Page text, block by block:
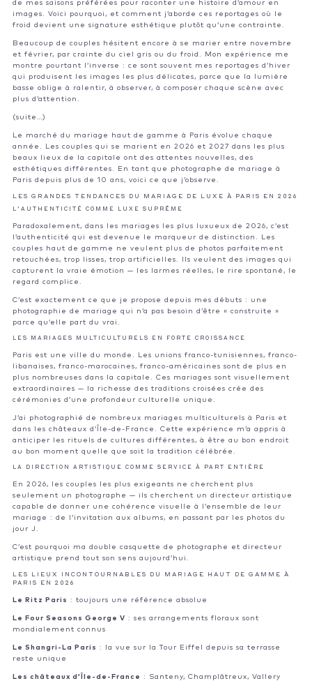
de mes saisons préférées pour raconter une histoire d’amour en
images. Voici pourquoi, et comment j’aborde ces reportages où le
froid devient une signature esthétique plutôt qu’une contrainte.
Beaucoup de couples hésitent encore à se marier entre novembre
et février, par crainte du ciel gris ou du froid. Mon expérience me
montre pourtant l’inverse : ce sont souvent mes reportages d’hiver
qui produisent les images les plus délicates, parce que la lumière
basse oblige à ralentir, à observer, à composer chaque scène avec
plus d’attention.
(suite…)
Le marché du mariage haut de gamme à Paris évolue chaque
année. Les couples qui se marient en 2026 et 2027 dans les plus
beaux lieux de la capitale ont des attentes nouvelles, des
esthétiques différentes. En tant que photographe de mariage à
Paris depuis plus de 10 ans, voici ce que j’observe.
LES GRANDES TENDANCES DU MARIAGE DE LUXE À PARIS EN 2026
L’AUTHENTICITÉ COMME LUXE SUPRÊME
Paradoxalement, dans les mariages les plus luxueux de 2026, c’est
l’authenticité qui est devenue le marqueur de distinction. Les
couples haut de gamme ne veulent plus de photos parfaitement
retouchées, trop lisses, trop artificielles. Ils veulent des images qui
capturent la vraie émotion — les larmes réelles, le rire spontané, le
regard complice.
C’est exactement ce que je propose depuis mes débuts : une
photographie de mariage qui n’a pas besoin d’être « construite »
parce qu’elle part du vrai.
LES MARIAGES MULTICULTURELS EN FORTE CROISSANCE
Paris est une ville du monde. Les unions franco-tunisiennes, franco-
libanaises, franco-marocaines, franco-américaines sont de plus en
plus nombreuses dans la capitale. Ces mariages sont visuellement
extraordinaires — la richesse des traditions croisées crée des
cérémonies d’une profondeur culturelle unique.
J’ai photographié de nombreux mariages multiculturels à Paris et
dans les châteaux d’Île-de-France. Cette expérience m’a appris à
anticiper les rituels de cultures différentes, à être au bon endroit
au bon moment quelle que soit la tradition célébrée.
LA DIRECTION ARTISTIQUE COMME SERVICE À PART ENTIÈRE
En 2026, les couples les plus exigeants ne cherchent plus
seulement un photographe — ils cherchent un directeur artistique
capable de donner une cohérence visuelle à l’ensemble de leur
mariage : de l’invitation aux albums, en passant par les photos du
jour J.
C’est pourquoi ma double casquette de photographe et directeur
artistique prend tout son sens aujourd’hui.
LES LIEUX INCONTOURNABLES DU MARIAGE HAUT DE GAMME À
PARIS EN 2026
Le Ritz Paris : toujours une référence absolue
Le Four Seasons George V : ses arrangements floraux sont
mondialement connus
Le Shangri-La Paris
: la vue sur la Tour Eiffel depuis sa terrasse
reste unique
Les châteaux d’Île-de-France : Santeny, Champlâtreux, Vallery